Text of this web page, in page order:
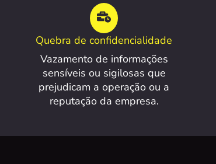
Quebra de confidencialidade
Vazamento de informações
sensíveis ou sigilosas que
prejudicam a operação ou a
reputação da empresa.